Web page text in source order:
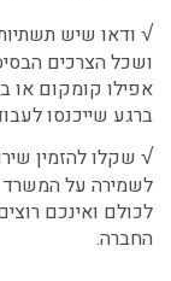
√ ודאו שיש
ושכל הצרכים
אפילו קומקום או
ברגע שייכנסו
√ שקלו להזמין
לשמירה על
לכולם ואינכם
החברה.